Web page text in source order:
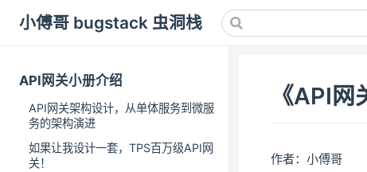
小傅哥 bugstack 虫洞栈
API网关小册介绍
API网关架构设计，从单体服务到微服
务的架构演进
如果让我设计一套，TPS百万级API网
关！
《API
作者：小傅哥